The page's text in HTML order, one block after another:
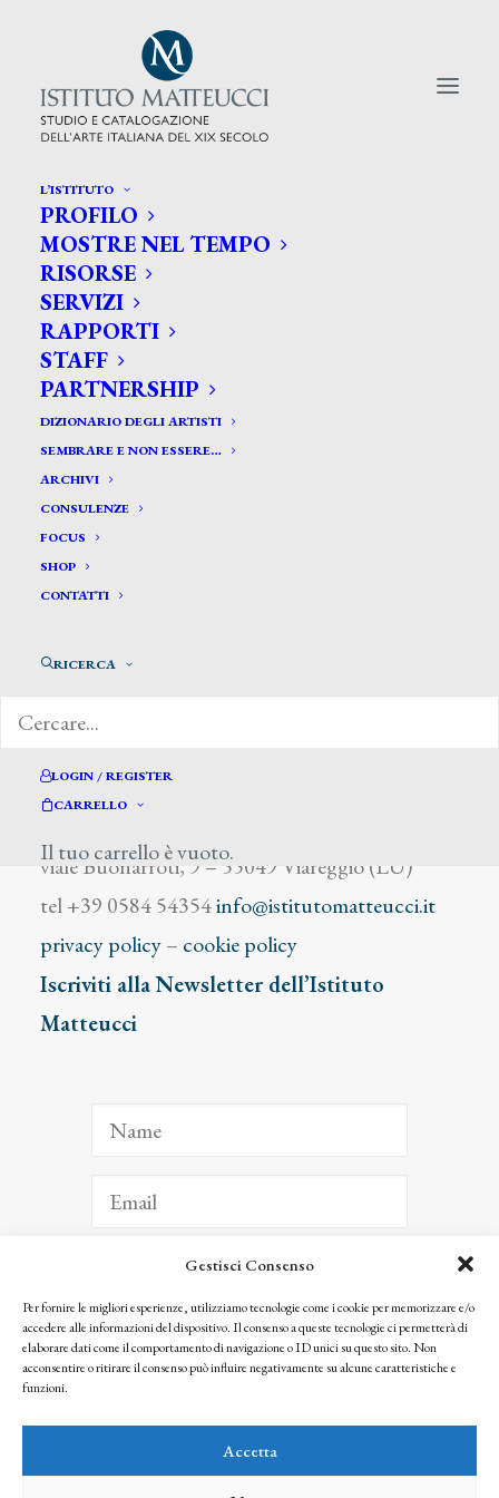
Gestisci Consenso
Per fornire le migliori esperienze, utilizziamo tecnologie come i cookie per memorizzare e/o
accedere alle informazioni del dispositivo. Il consenso a queste tecnologie ci permetterà di
elaborare dati come il comportamento di navigazione o ID unici su questo sito. Non
acconsentire o ritirare il consenso può influire negativamente su alcune caratteristiche e
funzioni.
Accetta
L’ISTITUTO
PROFILO
MOSTRE NEL TEMPO
RISORSE
SERVIZI
RAPPORTI
STAFF
PARTNERSHIP
DIZIONARIO DEGLI ARTISTI
SEMBRARE E NON ESSERE…
ARCHIVI
CONSULENZE
FOCUS
SHOP
CONTATTI
RICERCA
LOGIN / REGISTER
CARRELLO
Il tuo carrello è vuoto.
CERCA TRA GLI ARTISTI:
Search
for:
Scamuzza Francesco
viale Buonarroti, 9 – 55049 Viareggio (LU)
tel +39 0584 54354info@istitutomatteucci.it
privacy policy– cookie policy
Iscriviti alla Newsletter dell’Istituto
Matteucci
ISCRIVITI
Facendo clic per iscriverti, riconosci che le tue informazioni saranno trattate
seguendo la nostra Privacy Policy
© 2025 Istituto Matteucci. All right reserved
l’autorizzazione scritta dei proprietari dei diritti e dell’Istituto Matteucci